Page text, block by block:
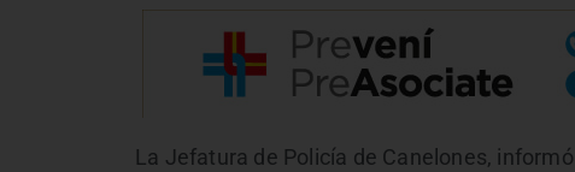
La Jefatura de Policía de Canelones,